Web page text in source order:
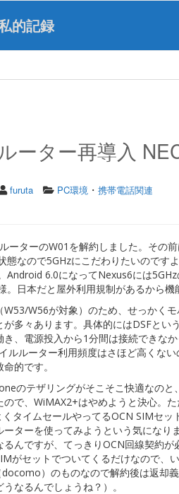
的記録
ーター再導入
furuta PC環境 ・ 携帯電話関連
ーターのW01を解約しました。その
態なので5GHzにこだわりたいのです
Android 6.0になってNexus6には
。日本だと屋外利用規制があるから
W53/W56が対象）のため、せっかく
が多々あります。具体的にはDSFとい
き、電源投入から1分間は接続できな
ルルーター利用頻度はさほど高くな
的です。
のテザリングがそこそこ快適なの
ので、WiMAX2+はやめようと決心。
タイムセールやってるOCN SIMセ
ーターを使ってみようという気にな
んですが、てっきりOCN回線契約
がセットでついてくるだけなので、
）のものなので解約後は返却
なるんでしょうね？）。